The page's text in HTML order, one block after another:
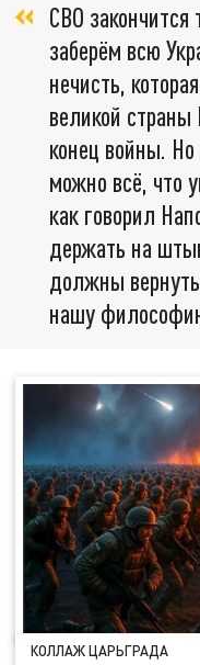
СВО закончится
заберём всю
нечисть,
великой страны
конец войны.
можно всё, что
как говорил
держать на
должны
нашу
КОЛЛАЖ ЦАРЬГРАДА